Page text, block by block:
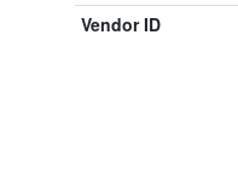
Vendor ID